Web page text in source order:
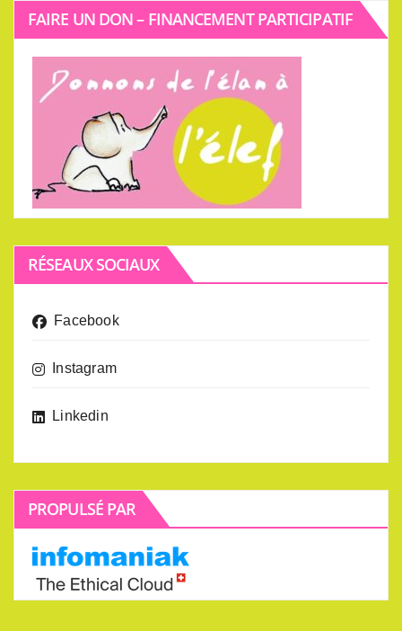
FAIRE UN DON – FINANCEMENT PARTICIPATIF
RÉSEAUX SOCIAUX
Facebook
Instagram
Linkedin
PROPULSÉ PAR